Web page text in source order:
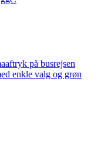
på busrejsen
enkle valg og grøn